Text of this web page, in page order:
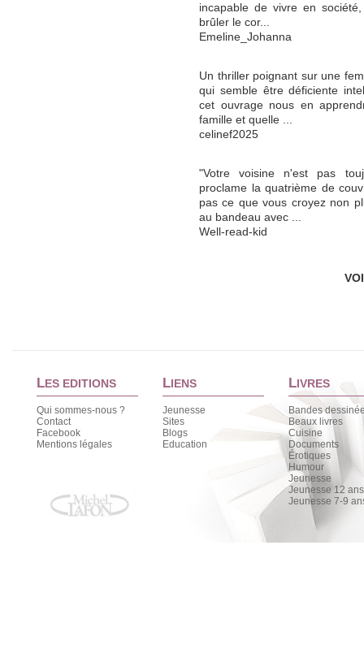
incapable de vivre en
brûler le cor...
Emeline_Johanna
Un thriller poignant sur une
qui semble être déficiente
cet ouvrage nous en
famille et quelle ...
celinef2025
"Votre voisine n'est pas
proclame la quatrième de
pas ce que vous croyez non
au bandeau avec ...
Well-read-kid
LES EDITIONS
Qui sommes-nous ?
Contact
Facebook
Mentions légales
LIENS
Jeunesse
Sites
Blogs
Education
LIVRES
Bandes
Beaux livres
Cuisine
Documents
Érotiques
Humour
Jeunesse
Jeunesse 12
Jeunesse 7-9